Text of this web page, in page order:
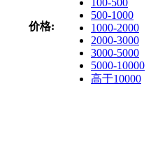
价格:
500-1000
1000-2000
2000-3000
3000-5000
5000-10000
高于10000